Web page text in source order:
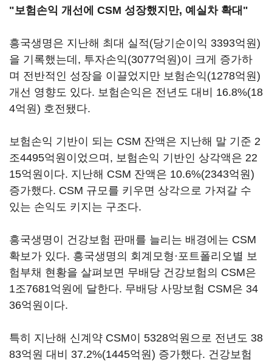
"보험손익 개선에 CSM 성장했지만, 예실차 확대"
흥국생명은 지난해 최대 실적(당기순이익 3393억원)
을 기록했는데, 투자손익(3077억원)이 크게 증가하
며 전반적인 성장을 이끌었지만 보험손익(1278억원)
개선 영향도 있다. 보험손익은 전년도 대비 16.8%(18
4억원) 호전됐다.
보험손익 기반이 되는 CSM 잔액은 지난해 말 기준 2
조4495억원이었으며, 보험손익 기반인 상각액은 22
15억원이다. 지난해 CSM 잔액은 10.6%(2343억원)
증가했다. CSM 규모를 키우면 상각으로 가져갈 수
있는 손익도 키지는 구조다.
흥국생명이 건강보험 판매를 늘리는 배경에는 CSM
확보가 있다. 흥국생명의 회계모형·포트폴리오별 보
험부채 현황을 살펴보면 무배당 건강보험의 CSM은
1조7681억원에 달한다. 무배당 사망보험 CSM은 34
36억원이다.
특히 지난해 신계약 CSM이 5328억원으로 전년도 38
83억원 대비 37.2%(1445억원) 증가했다. 건강보험